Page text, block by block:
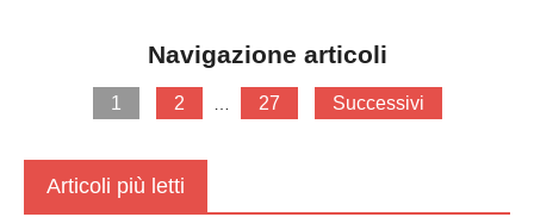
Navigazione articoli
1 2 … 27 Successivi
Articoli più letti